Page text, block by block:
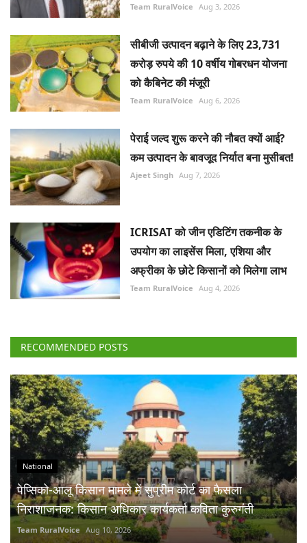
Team RuralVoice Aug 3, 2026
सीबीजी उत्पादन बढ़ाने के लिए 23,731
करोड़ रुपये की 10 वर्षीय गोबरधन योजना
को कैबिनेट की मंजूरी
Team RuralVoice Aug 6, 2026
पेराई जल्द शुरू करने की नौबत क्यों आई?
कम उत्पादन के बावजूद निर्यात बना मुसीबत!
Ajeet Singh Aug 7, 2026
ICRISAT को जीन एडिटिंग तकनीक के
उपयोग का लाइसेंस मिला, एशिया और
अफ्रीका के छोटे किसानों को मिलेगा लाभ
Team RuralVoice Aug 4, 2026
RECOMMENDED POSTS
National
पेप्सिको-आलू किसान मामले में सुप्रीम कोर्ट का फैसला
निराशाजनक: किसान अधिकार कार्यकर्ता कविता कुरुगंती
Team RuralVoice Aug 10, 2026